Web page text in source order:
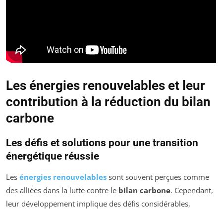
Les énergies renouvelables et leur
contribution à la réduction du bilan
carbone
Les défis et solutions pour une transition
énergétique réussie
Les énergies renouvelables sont souvent perçues comme
des alliées dans la lutte contre le bilan carbone. Cependant,
leur développement implique des défis considérables,